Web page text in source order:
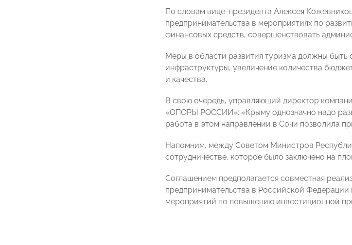
По словам вице-президента Алексея
предпринимательства в мероприятиях по
финансовых средств, совершенствовать
Меры в области развития туризма должны
инфраструктуры, увеличение количества
и качества.
В свою очередь, управляющий директор
«ОПОРЫ РОССИИ»: «Крыму однозначно надо
работа в этом направлении в Сочи позволила
Напомним, между Советом Министров
сотрудничестве, которое было заключено на
Соглашением предполагается совместная
предпринимательства в Российской
мероприятий по повышению инвестиционной